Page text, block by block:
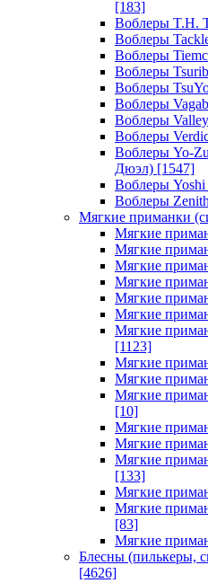
[183]
Воблеры T.H.
Воблеры
Воблеры
Воблеры
Воблеры
Воблеры
Воблеры
Воблеры
Воблеры Yo-
Дюэл) [1547]
Воблеры
Воблеры
Мягкие приманки
Мягкие
Мягкие
Мягкие
Мягкие
Мягкие
Мягкие
Мягкие
[1123]
Мягкие
Мягкие
Мягкие
[10]
Мягкие
Мягкие
Мягкие
[133]
Мягкие
Мягкие
[83]
Мягкие
Блесны (пилькеры,
[4626]